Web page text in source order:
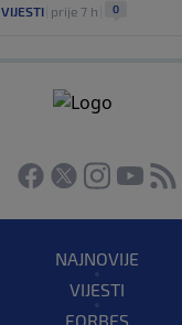
VIJESTI prije 7 h 0
NAJNOVIJE
VIJESTI
FORBES